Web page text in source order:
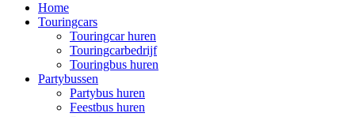
Home
Touringcars
Touringcar huren
Touringcarbedrijf
Touringbus huren
Partybussen
Partybus huren
Feestbus huren